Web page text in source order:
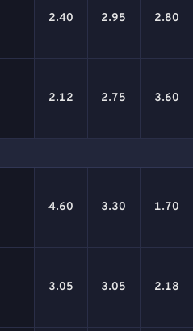
2.40 2.95 2.80
2.12 2.75 3.60
4.60 3.30 1.70
3.05 3.05 2.18